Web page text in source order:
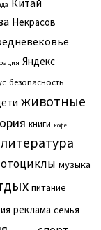
Некрасов
Яндекс
безопасность
животные
книги кофе
литература
музыка
питание
реклама семья